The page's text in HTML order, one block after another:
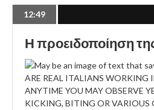
12:49
Η προειδοποίηση